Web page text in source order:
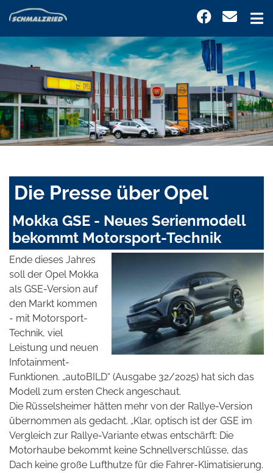
Die Presse über Opel
Mokka GSE - Neues Serienmodell
bekommt Motorsport-Technik
Ende dieses Jahres
soll der Opel Mokka
als GSE-Version auf
den Markt kommen
- mit Motorsport-
Technik, viel
Leistung und neuen
Infotainment-
Funktionen. „autoBILD“ (Ausgabe 32/2025) hat sich das
Modell zum ersten Check angeschaut.
Die Rüsselsheimer hätten mehr von der Rallye-Version
übernommen als gedacht. „Klar, optisch ist der GSE im
Vergleich zur Rallye-Variante etwas entschärft: Die
Motorhaube bekommt keine Schnellverschlüsse, das
Dach keine große Lufthutze für die Fahrer-Klimatisierung.